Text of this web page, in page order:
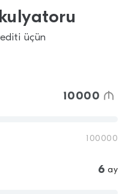
üçün
100000
ay